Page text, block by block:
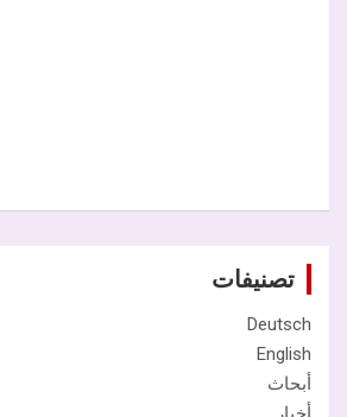
تصنيفات
Deutsch
English
أبحاث